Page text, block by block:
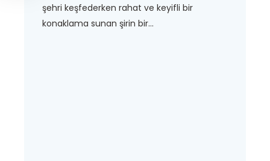
şehri keşfederken rahat ve keyifli bir
konaklama sunan şirin bir...